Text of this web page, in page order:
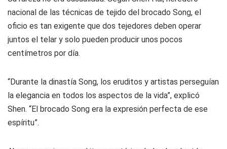
nacional de las técnicas de tejido del brocado Song, el
oficio es tan exigente que dos tejedores deben operar
juntos el telar y solo pueden producir unos pocos
centímetros por día.
“Durante la dinastía Song, los eruditos y artistas perseguían
la elegancia en todos los aspectos de la vida”, explicó
Shen. “El brocado Song era la expresión perfecta de ese
espíritu”.